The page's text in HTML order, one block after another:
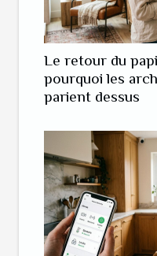
Le retour du
pourquoi les
parient dessus